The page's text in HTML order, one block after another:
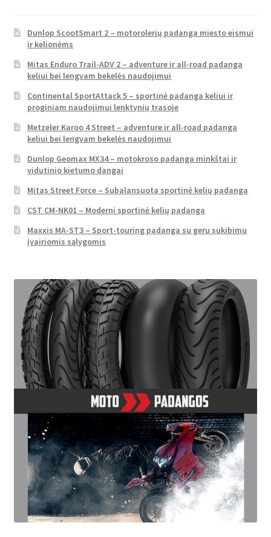
Dunlop ScootSmart 2 – motorolerių padanga miesto eismui
ir kelionėms
Mitas Enduro Trail-ADV 2 – adventure ir all-road padanga
keliui bei lengvam bekelės naudojimui
Continental SportAttack 5 – sportinė padanga keliui ir
proginiam naudojimui lenktynių trasoje
Metzeler Karoo 4 Street – adventure ir all-road padanga
keliui bei lengvam bekelės naudojimui
Dunlop Geomax MX34 – motokroso padanga minkštai ir
vidutinio kietumo dangai
Mitas Street Force – Subalansuota sportinė kelių padanga
CST CM-NK01 – Moderni sportinė kelių padanga
Maxxis MA-ST3 – Sport-touring padanga su geru sukibimu
įvairiomis sąlygomis